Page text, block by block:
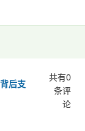
后支
共有0
条评
论